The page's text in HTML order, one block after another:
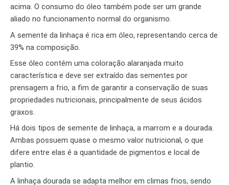
acima. O consumo do óleo também pode ser um grande
aliado no funcionamento normal do organismo.
A semente da linhaça é rica em óleo, representando cerca de
39% na composição.
Esse óleo contém uma coloração alaranjada muito
característica e deve ser extraído das sementes por
prensagem a frio, a fim de garantir a conservação de suas
propriedades nutricionais, principalmente de seus ácidos
graxos.
Há dois tipos de semente de linhaça, a marrom e a dourada.
Ambas possuem quase o mesmo valor nutricional, o que
difere entre elas é a quantidade de pigmentos e local de
plantio.
A linhaça dourada se adapta melhor em climas frios, sendo